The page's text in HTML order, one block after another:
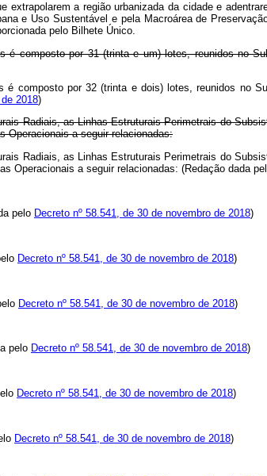
a região urbanizada da cidade e
e Uso Sustentável e pela Macroárea de
pelo Bilhete Único.
é composto por 31 (trinta e um) lotes, reunidos no
composto por 32 (trinta e dois) lotes, reunidos no
2018)
Radiais, as Linhas Estruturais Perimetrais do
Operacionais a seguir relacionadas:
Radiais, as Linhas Estruturais Perimetrais do
Operacionais a seguir relacionadas: (Redação dada
pelo Decreto nº 58.541, de 30 de novembro de 2018)
Decreto nº 58.541, de 30 de novembro de 2018)
Decreto nº 58.541, de 30 de novembro de 2018)
pelo Decreto nº 58.541, de 30 de novembro de 2018)
Decreto nº 58.541, de 30 de novembro de 2018)
Decreto nº 58.541, de 30 de novembro de 2018)